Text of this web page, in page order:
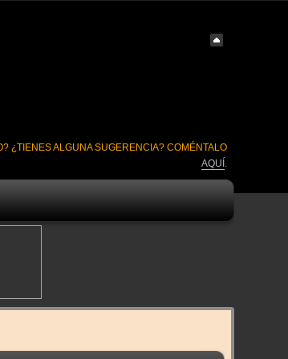
¿TIENES ALGUNA SUGERENCIA? COMÉNTALO
AQUÍ